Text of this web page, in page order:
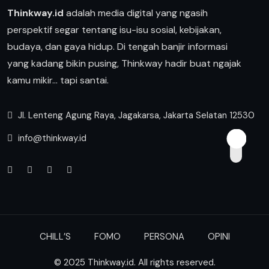
Thinkway.id adalah media digital yang ngasih
perspektif segar tentang isu-isu sosial, kebijakan,
budaya, dan gaya hidup. Di tengah banjir informasi
yang kadang bikin pusing, Thinkway hadir buat ngajak
kamu mikir… tapi santai.
Jl. Lenteng Agung Raya, Jagakarsa, Jakarta Selatan 12530
info@thinkway.id
CHILL’S FOMO PERSONA OPINI
© 2025 Thinkway.id. All rights reserved.